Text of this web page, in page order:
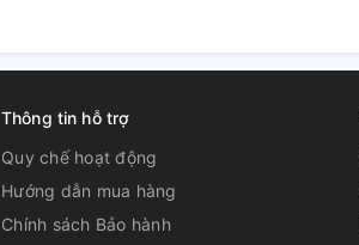
Thông tin hỗ trợ
Quy chế hoạt động
Hướng dẫn mua hàng
Chính sách Bảo hành